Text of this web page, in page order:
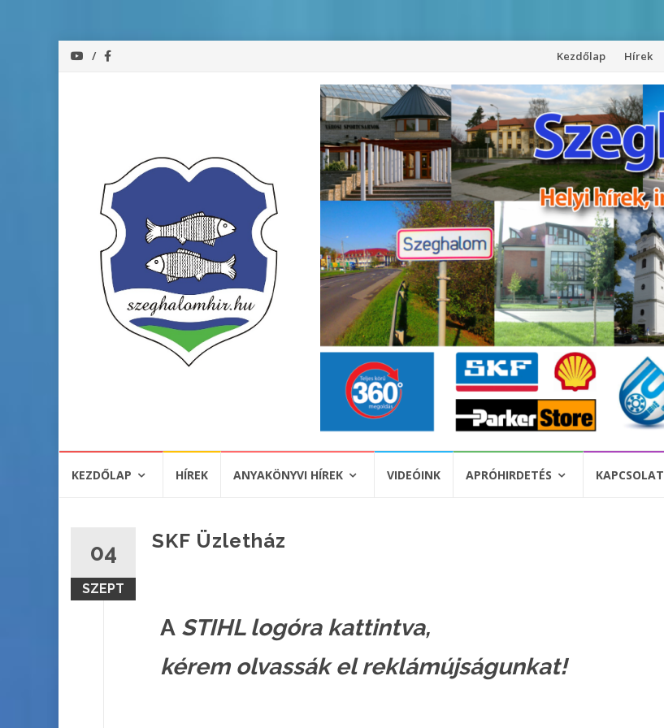
Kezdőlap Hírek
KEZDŐLAP HÍREK ANYAKÖNYVI HÍREK VIDEÓINK APRÓHIRDETÉS KAPCSOLAT
04
SZEPT
SKF Üzletház
A STIHL logóra kattintva,
kérem olvassák el reklámújságunkat!